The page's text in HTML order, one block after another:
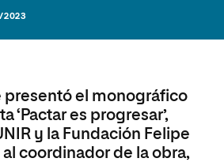
2023
presentó el monográfico
‘Pactar es progresar’,
y la Fundación Felipe
coordinador de la obra,